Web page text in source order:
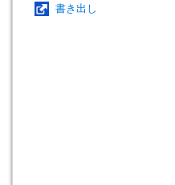
書き出し